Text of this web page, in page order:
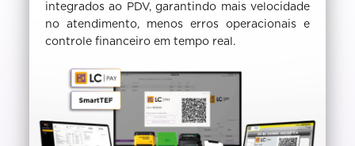
integrados ao PDV, garantindo mais velocidade
no atendimento, menos erros operacionais e
controle financeiro em tempo real.